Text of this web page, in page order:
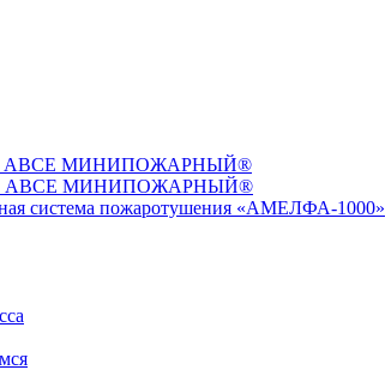
АВСЕ МИНИПОЖАРНЫЙ®
АВСЕ МИНИПОЖАРНЫЙ®
система пожаротушения «АМЕЛФА-1000»